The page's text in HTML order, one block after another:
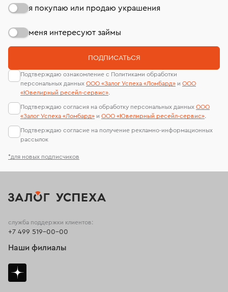
*для новых подписчиков
я покупаю или продаю украшения
меня интересуют займы
ПОДПИСАТЬСЯ
Подтверждаю ознакомление с Политиками обработки
персональных данных ООО «Залог Успеха «Ломбард» и ООО
«Ювелирный ресейл-сервиc».
Подтверждаю согласия на обработку персональных данных ООО
«Залог Успеха «Ломбард» и ООО «Ювелирный ресейл-сервиc».
Подтверждаю согласие на получение рекламно-информационных
рассылок
служба поддержки клиентов:
+7 499 519-00-00
Наши филиалы